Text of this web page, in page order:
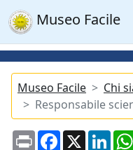
Museo Facile
Museo Facile
Chi
Responsabile
PrintFacebook
X